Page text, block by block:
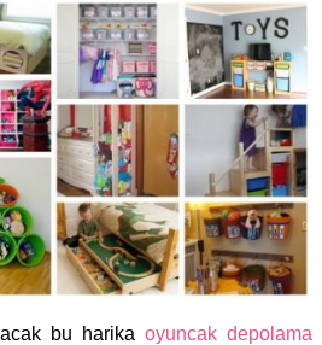
bu harika oyuncak depolama